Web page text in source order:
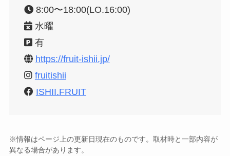
8:00〜18:00(LO.16:00)
水曜
有
https://fruit-ishii.jp/
fruitishii
ISHII.FRUIT
※情報はページ上の更新日現在のものです。取材時と一部内容が
異なる場合があります。